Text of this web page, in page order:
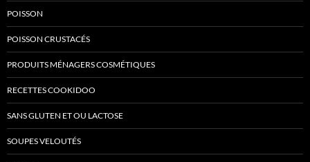
POISSON
POISSON CRUSTACÉS
PRODUITS MÉNAGERS COSMÉTIQUES
RECETTES COOKIDOO
SANS GLUTEN ET OU LACTOSE
SOUPES VELOUTÉS